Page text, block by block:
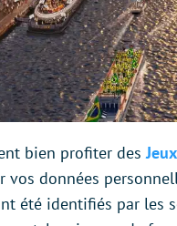
bien profiter des
données
été identifiés par les